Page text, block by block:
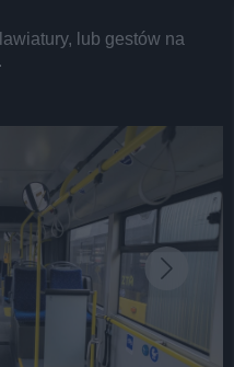
lub gestów na